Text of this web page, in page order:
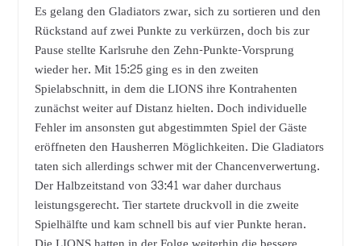
Es gelang den Gladiators zwar, sich zu sortieren und den
Rückstand auf zwei Punkte zu verkürzen, doch bis zur
Pause stellte Karlsruhe den Zehn-Punkte-Vorsprung
wieder her. Mit 15:25 ging es in den zweiten
Spielabschnitt, in dem die LIONS ihre Kontrahenten
zunächst weiter auf Distanz hielten. Doch individuelle
Fehler im ansonsten gut abgestimmten Spiel der Gäste
eröffneten den Hausherren Möglichkeiten. Die Gladiators
taten sich allerdings schwer mit der Chancenverwertung.
Der Halbzeitstand von 33:41 war daher durchaus
leistungsgerecht. Tier startete druckvoll in die zweite
Spielhälfte und kam schnell bis auf vier Punkte heran.